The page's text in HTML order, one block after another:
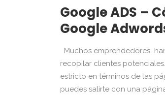
Google ADS –
Google
Muchos emprendedores
recopilar clientes
estricto en términos de las
puedes salirte con una